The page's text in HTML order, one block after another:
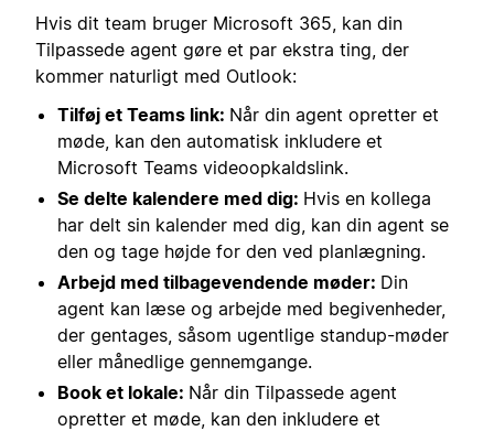
Hvis dit team bruger Microsoft 365, kan din
Tilpassede agent gøre et par ekstra ting, der
kommer naturligt med Outlook:
Tilføj et Teams link: Når din agent opretter et
møde, kan den automatisk inkludere et
Microsoft Teams videoopkaldslink.
Se delte kalendere med dig: Hvis en kollega
har delt sin kalender med dig, kan din agent se
den og tage højde for den ved planlægning.
Arbejd med tilbagevendende møder: Din
agent kan læse og arbejde med begivenheder,
der gentages, såsom ugentlige standup-møder
eller månedlige gennemgange.
Book et lokale: Når din Tilpassede agent
opretter et møde, kan den inkludere et